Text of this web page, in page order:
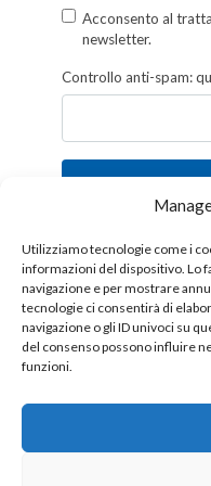
Utilizziamo tecnologie come i
informazioni del dispositivo. Lo
navigazione e per mostrare
tecnologie ci consentirà di
navigazione o gli ID univoci su
del consenso possono influire
funzioni.
Acconsento al
newsletter.
Controllo anti-spam:
Follow us!